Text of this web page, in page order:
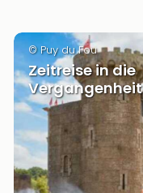
© Puy du Fou
Zeitreise in die
Vergangenheit